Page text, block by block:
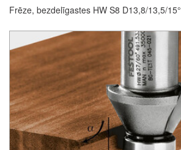
Frēze, bezdelīgastes HW S8 D13,8/13,5/15°